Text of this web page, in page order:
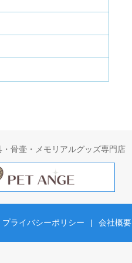
骨壷・メモリアルグッズ専門店
プライバシーポリシー | 会社概要